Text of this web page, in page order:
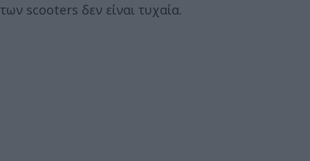
των scooters δεν είναι τυχαία.